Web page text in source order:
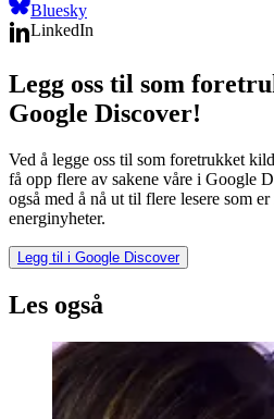
Bluesky
LinkedIn
Legg oss til som
Google Discover!
Ved å legge oss til som foretrukket
få opp flere av sakene våre i Google
også med å nå ut til flere lesere som
energinyheter.
Legg til i Google Discover
Les også